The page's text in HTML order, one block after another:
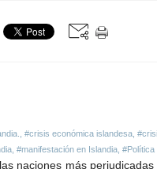
#crisis económica islandesa
#manifestación en Islandia #Política
naciones más